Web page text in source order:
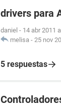
drivers para
daniel - 14 abr 2011
melisa - 25 nov
5 respuestas